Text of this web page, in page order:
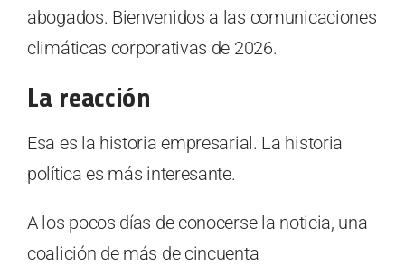
abogados. Bienvenidos a las comunicaciones
climáticas corporativas de 2026.
La reacción
Esa es la historia empresarial. La historia
política es más interesante.
A los pocos días de conocerse la noticia, una
coalición de más de cincuenta